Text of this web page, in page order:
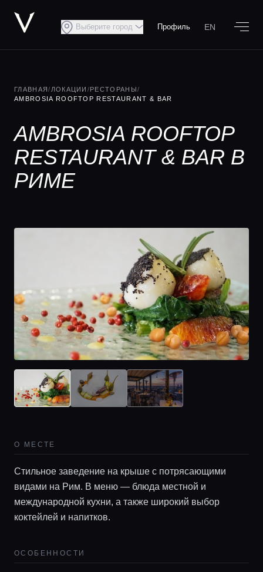
Выберите город Профиль EN
ГЛАВНАЯ/ ЛОКАЦИИ /РЕСТОРАНЫ/
AMBROSIA ROOFTOP RESTAURANT & BAR
AMBROSIA ROOFTOP
RESTAURANT & BAR В
РИМЕ
О МЕСТЕ
Стильное заведение на крыше с потрясающими
видами на Рим. В меню — блюда местной и
международной кухни, а также широкий выбор
коктейлей и напитков.
ОСОБЕННОСТИ